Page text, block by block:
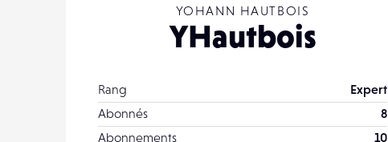
YOHANN HAUTBOIS
YHautbois
Rang
Expert
Abonnés
8
Abonnements
10